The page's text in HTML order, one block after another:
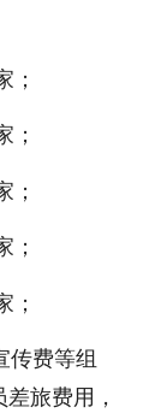
传费等组
旅费用，